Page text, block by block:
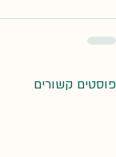
פוסטים קשורים